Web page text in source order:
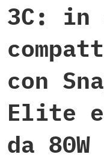
3C: in
con
Elite
da 80W